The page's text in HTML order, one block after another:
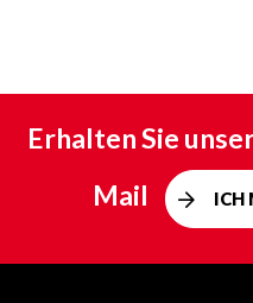
Erhalten Sie
Mail
ICH